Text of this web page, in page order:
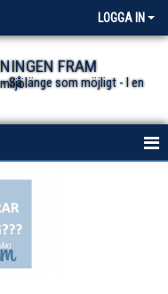
LOGGA IN
FRAM
miljö.